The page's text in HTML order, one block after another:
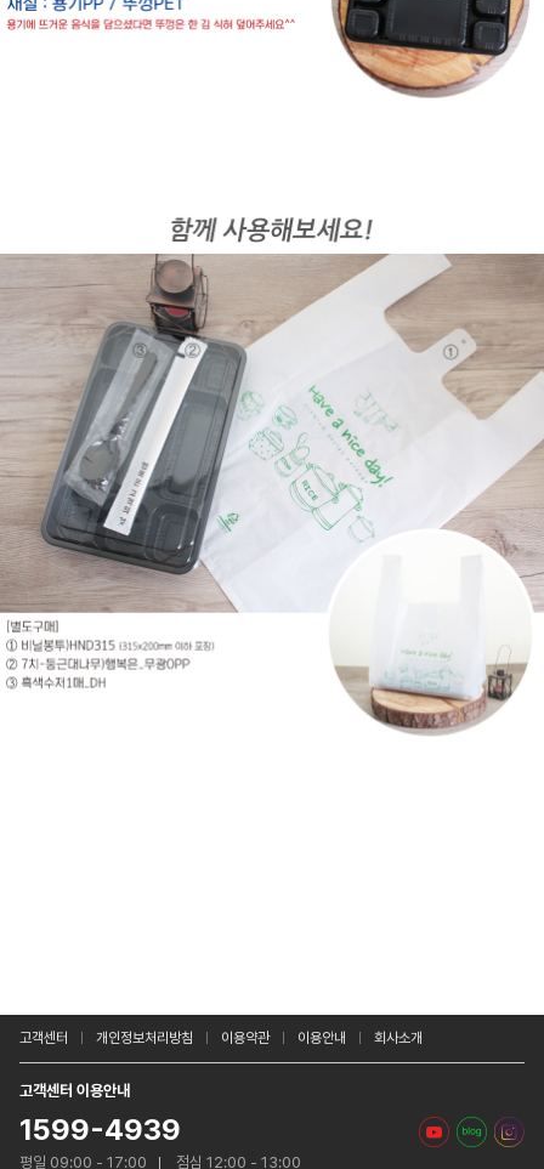
고객센터 개인정보처리방침 이용약관 이용안내 회사소개
고객센터 이용안내
1599-4939
평일 09:00 - 17:00 점심 12:00 - 13:00